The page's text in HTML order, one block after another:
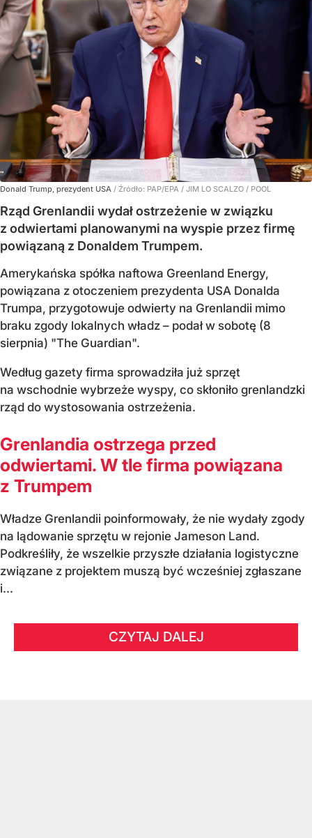
Donald Trump, prezydent USA / Źródło: PAP/EPA / JIM LO SCALZO / POOL
Rząd Grenlandii wydał ostrzeżenie w związku
z odwiertami planowanymi na wyspie przez firmę
powiązaną z Donaldem Trumpem.
Amerykańska spółka naftowa Greenland Energy,
powiązana z otoczeniem prezydenta USA Donalda
Trumpa, przygotowuje odwierty na Grenlandii mimo
braku zgody lokalnych władz – podał w sobotę (8
sierpnia) "The Guardian".
Według gazety firma sprowadziła już sprzęt
na wschodnie wybrzeże wyspy, co skłoniło grenlandzki
rząd do wystosowania ostrzeżenia.
Grenlandia ostrzega przed
odwiertami. W tle firma powiązana
z Trumpem
Władze Grenlandii poinformowały, że nie wydały zgody
na lądowanie sprzętu w rejonie Jameson Land.
Podkreśliły, że wszelkie przyszłe działania logistyczne
związane z projektem muszą być wcześniej zgłaszane
i...
CZYTAJ DALEJ